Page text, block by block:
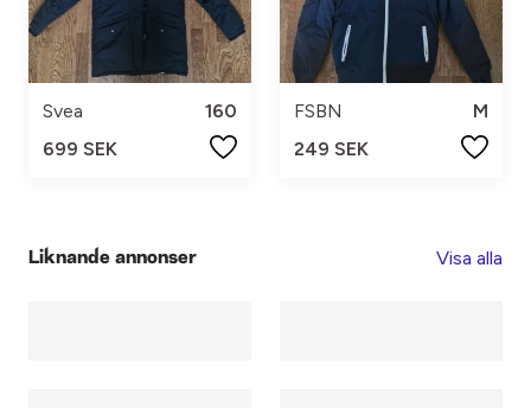
Svea
160
699 SEK
FSBN
M
249 SEK
Liknande annonser Visa alla